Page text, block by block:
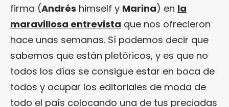
firma (Andrés himself y Marina) en la
maravillosa entrevista que nos ofrecieron
hace unas semanas. Sí podemos decir que
sabemos que están pletóricos, y es que no
todos los días se consigue estar en boca de
todos y ocupar los editoriales de moda de
todo el país colocando una de tus preciadas